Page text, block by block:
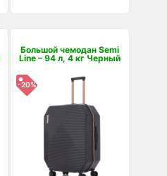
Большой чемодан Semi
Line – 94 л, 4 кг Черный
-20%